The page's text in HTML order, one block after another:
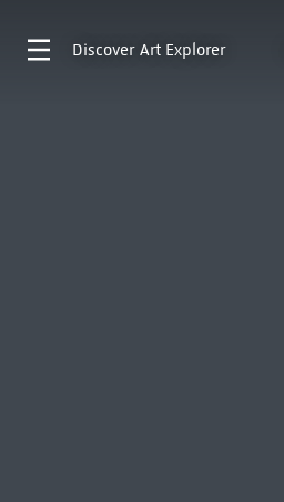
Discover Art Explorer